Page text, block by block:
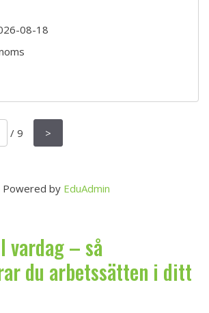
08-18
/ 9 >
Powered by EduAdmin
vardag – så
du arbetssätten i ditt